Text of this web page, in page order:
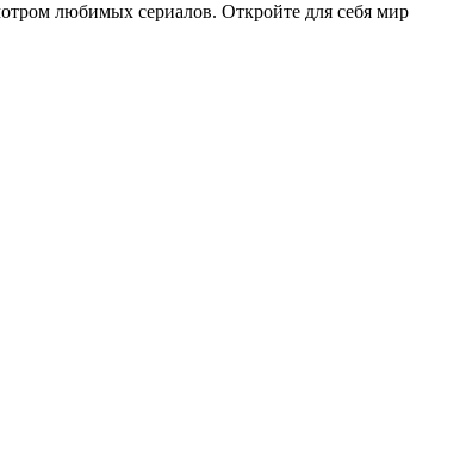
любимых сериалов. Откройте для себя мир